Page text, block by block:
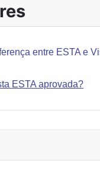
entre ESTA e
ESTA aprovada?